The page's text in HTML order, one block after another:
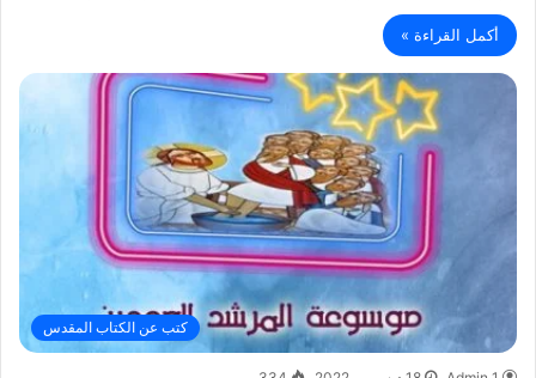
أكمل القراءة »
كتب عن الكتاب المقدس